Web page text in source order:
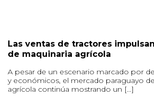
Las ventas de tractores
de maquinaria agrícola
A pesar de un escenario marcado por
y económicos, el mercado paraguayo
agrícola continúa mostrando un [...]